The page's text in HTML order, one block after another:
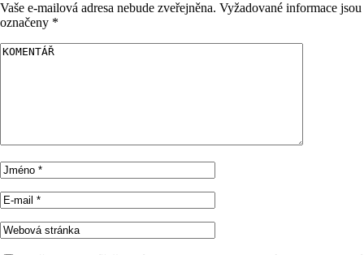
Vaše e-mailová adresa nebude zveřejněna. Vyžadované informace jsou
označeny *